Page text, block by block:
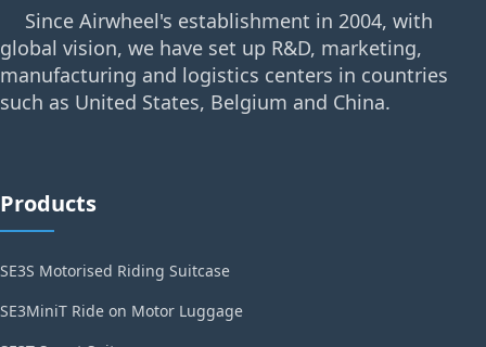
Since Airwheel's establishment in 2004, with
global vision, we have set up R&D, marketing,
manufacturing and logistics centers in countries
such as United States, Belgium and China.
Products
SE3S Motorised Riding Suitcase
SE3MiniT Ride on Motor Luggage